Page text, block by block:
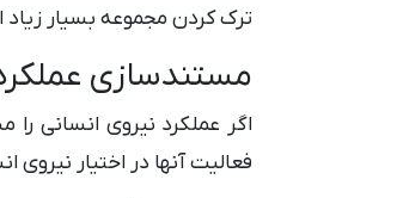
ترک کردن مجموعه بسیار
مستندسازی
اگر عملکرد نیروی انسانی
فعالیت آنها در اختیار نیروی